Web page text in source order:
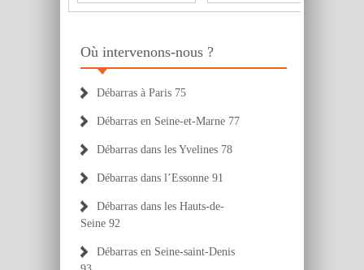
Où intervenons-nous ?
Débarras à Paris 75
Débarras en Seine-et-Marne 77
Débarras dans les Yvelines 78
Débarras dans l’Essonne 91
Débarras dans les Hauts-de-
Seine 92
Débarras en Seine-saint-Denis